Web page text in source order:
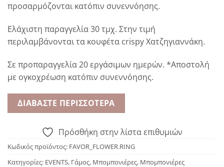
προσαρμόζονται κατόπιν συνεννόησης.
Ελάχιστη παραγγελία 30 τμχ. Στην τιμή
περιλαμβάνονται τα κουφέτα crispy Χατζηγιαννάκη.
Σε προπαραγγελία 20 εργάσιμων ημερών. *Αποστολή
με ογκοχρέωση κατόπιν συνεννόησης.
ΔΙΑΒΆΣΤΕ ΠΕΡΙΣΣΌΤΕΡΑ
Πρόσθήκη στην λίστα επιθυμιών
Κωδικός προϊόντος: FAVOR_FLOWER.RING
Κατηγορίες: EVENTS, Γάμος, Μπομπονιέρες, Μπομπονιέρες